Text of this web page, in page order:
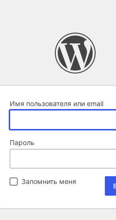
Имя пользователя или email
Пароль
Запомнить меня